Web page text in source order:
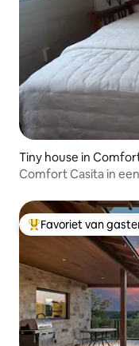
Tiny house in
Comfort Casita in
Topfavoriet van
Favoriet van